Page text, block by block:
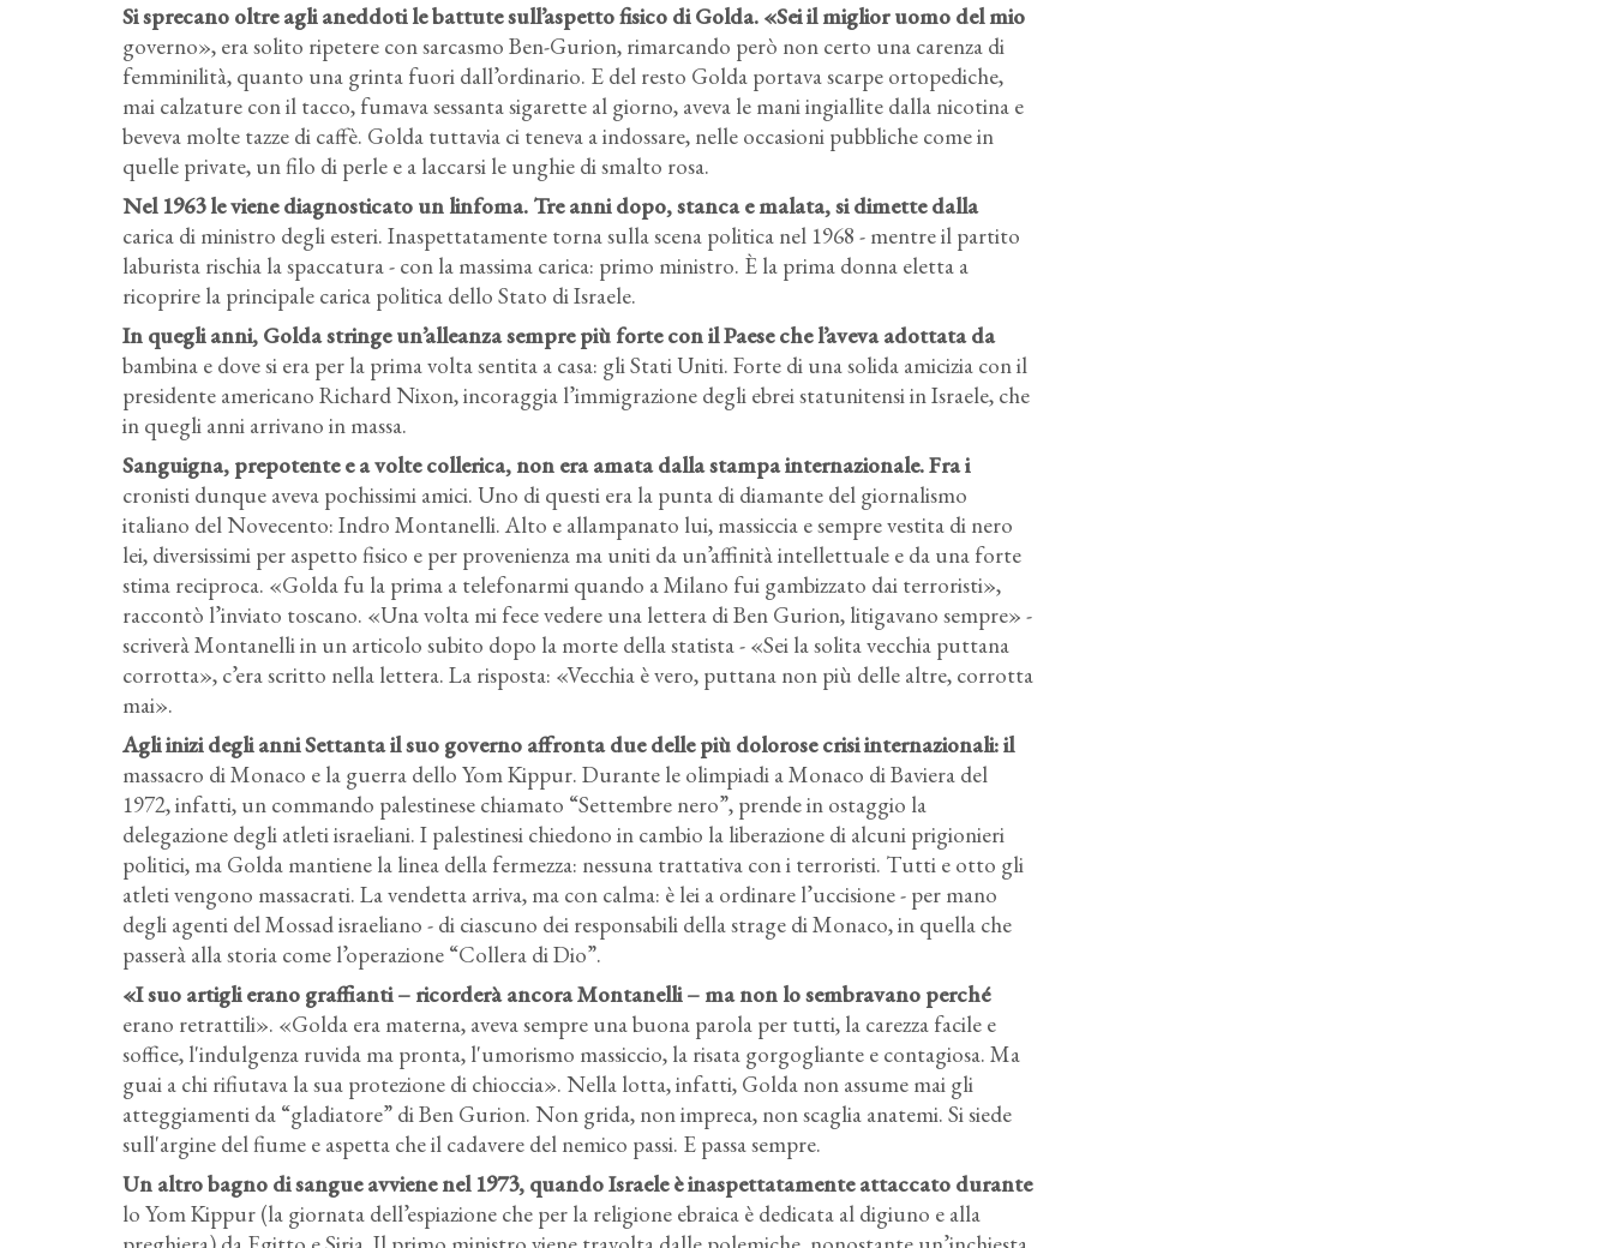
Si sprecano oltre agli aneddoti le battute sull’aspetto fisico di Golda. «Sei il miglior uomo del mio
governo», era solito ripetere con sarcasmo Ben-Gurion, rimarcando però non certo una carenza di
femminilità, quanto una grinta fuori dall’ordinario. E del resto Golda portava scarpe ortopediche,
mai calzature con il tacco, fumava sessanta sigarette al giorno, aveva le mani ingiallite dalla nicotina e
beveva molte tazze di caffè. Golda tuttavia ci teneva a indossare, nelle occasioni pubbliche come in
quelle private, un filo di perle e a laccarsi le unghie di smalto rosa.
Nel 1963 le viene diagnosticato un linfoma. Tre anni dopo, stanca e malata, si dimette dalla
carica di ministro degli esteri. Inaspettatamente torna sulla scena politica nel 1968 - mentre il partito
laburista rischia la spaccatura - con la massima carica: primo ministro. È la prima donna eletta a
ricoprire la principale carica politica dello Stato di Israele.
In quegli anni, Golda stringe un’alleanza sempre più forte con il Paese che l’aveva adottata da
bambina e dove si era per la prima volta sentita a casa: gli Stati Uniti. Forte di una solida amicizia con il
presidente americano Richard Nixon, incoraggia l’immigrazione degli ebrei statunitensi in Israele, che
in quegli anni arrivano in massa.
Sanguigna, prepotente e a volte collerica, non era amata dalla stampa internazionale. Fra i
cronisti dunque aveva pochissimi amici. Uno di questi era la punta di diamante del giornalismo
italiano del Novecento: Indro Montanelli. Alto e allampanato lui, massiccia e sempre vestita di nero
lei, diversissimi per aspetto fisico e per provenienza ma uniti da un’affinità intellettuale e da una forte
stima reciproca. «Golda fu la prima a telefonarmi quando a Milano fui gambizzato dai terroristi»,
raccontò l’inviato toscano. «Una volta mi fece vedere una lettera di Ben Gurion, litigavano sempre» -
scriverà Montanelli in un articolo subito dopo la morte della statista - «Sei la solita vecchia puttana
corrotta», c’era scritto nella lettera. La risposta: «Vecchia è vero, puttana non più delle altre, corrotta
mai».
Agli inizi degli anni Settanta il suo governo affronta due delle più dolorose crisi internazionali: il
massacro di Monaco e la guerra dello Yom Kippur. Durante le olimpiadi a Monaco di Baviera del
1972, infatti, un commando palestinese chiamato “Settembre nero”, prende in ostaggio la
delegazione degli atleti israeliani. I palestinesi chiedono in cambio la liberazione di alcuni prigionieri
politici, ma Golda mantiene la linea della fermezza: nessuna trattativa con i terroristi. Tutti e otto gli
atleti vengono massacrati. La vendetta arriva, ma con calma: è lei a ordinare l’uccisione - per mano
degli agenti del Mossad israeliano - di ciascuno dei responsabili della strage di Monaco, in quella che
passerà alla storia come l’operazione “Collera di Dio”.
«I suo artigli erano graffianti – ricorderà ancora Montanelli – ma non lo sembravano perché
erano retrattili». «Golda era materna, aveva sempre una buona parola per tutti, la carezza facile e
soffice, l'indulgenza ruvida ma pronta, l'umorismo massiccio, la risata gorgogliante e contagiosa. Ma
guai a chi rifiutava la sua protezione di chioccia». Nella lotta, infatti, Golda non assume mai gli
atteggiamenti da “gladiatore” di Ben Gurion. Non grida, non impreca, non scaglia anatemi. Si siede
sull'argine del fiume e aspetta che il cadavere del nemico passi. E passa sempre.
Un altro bagno di sangue avviene nel 1973, quando Israele è inaspettatamente attaccato durante
lo Yom Kippur (la giornata dell’espiazione che per la religione ebraica è dedicata al digiuno e alla